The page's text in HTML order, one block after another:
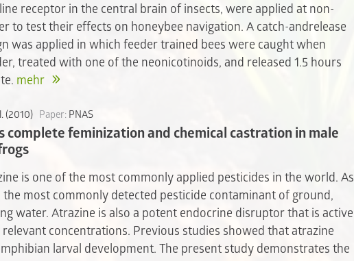
receptor in the central brain of insects, were applied at non-
to test their effects on honeybee navigation. A catch-andrelease
was applied in which feeder trained bees were caught when
treated with one of the neonicotinoids, and released 1.5 hours
mehr
(2010) Paper: PNAS
complete feminization and chemical castration in male
is one of the most commonly applied pesticides in the world. As
the most commonly detected pesticide contaminant of ground,
water. Atrazine is also a potent endocrine disruptor that is active
concentrations. Previous studies showed that atrazine
larval development. The present study demonstrates the